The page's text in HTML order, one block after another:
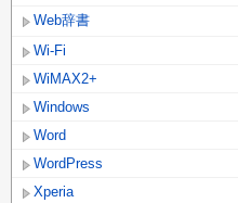
Web辞書
Wi-Fi
WiMAX2+
Windows
Word
WordPress
Xperia